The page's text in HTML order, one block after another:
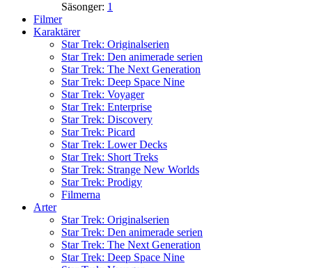
Säsonger: 1
Filmer
Karaktärer
Star Trek: Originalserien
Star Trek: Den animerade serien
Star Trek: The Next Generation
Star Trek: Deep Space Nine
Star Trek: Voyager
Star Trek: Enterprise
Star Trek: Discovery
Star Trek: Picard
Star Trek: Lower Decks
Star Trek: Short Treks
Star Trek: Strange New Worlds
Star Trek: Prodigy
Filmerna
Arter
Star Trek: Originalserien
Star Trek: Den animerade serien
Star Trek: The Next Generation
Star Trek: Deep Space Nine